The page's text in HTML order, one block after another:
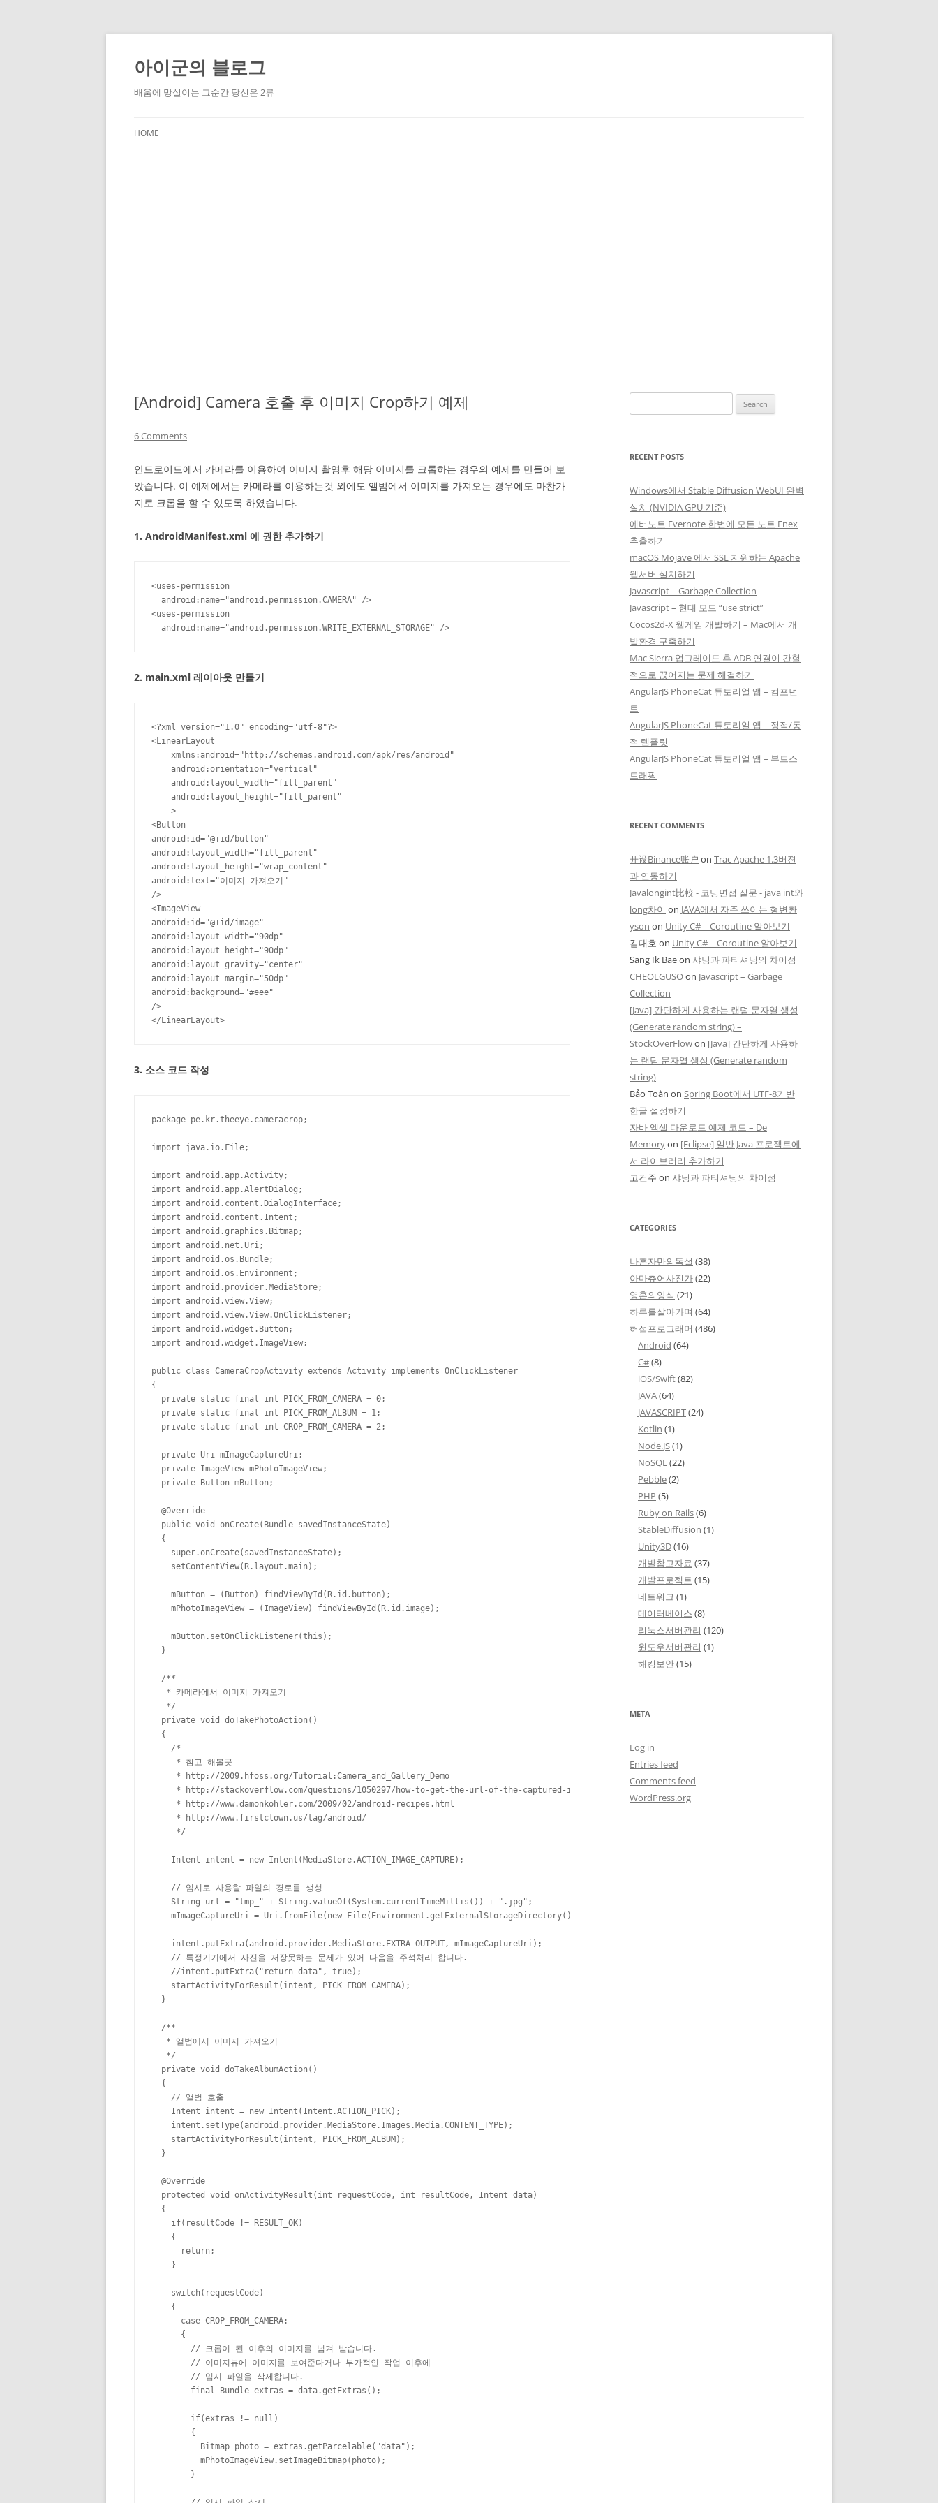
Skip
content
아이군의 블로그
배움에 망설이는 그순간 당신은 2류
HOME
[Android] Camera 호출 후 이미지 Crop하기 예제
6 Comments
안드로이드에서 카메라를 이용하여 이미지 촬영후 해당 이미지를 크롭하는 경우의 예제를 만들어 보
았습니다. 이 예제에서는 카메라를 이용하는것 외에도 앨범에서 이미지를 가져오는 경우에도 마찬가
지로 크롭을 할 수 있도록 하였습니다.
1. AndroidManifest.xml 에 권한 추가하기
<uses-permission
  android:name="android.permission.CAMERA" />
<uses-permission
  android:name="android.permission.WRITE_EXTERNAL_STORAGE" />
2. main.xml 레이아웃 만들기
<?xml version="1.0" encoding="utf-8"?>
<LinearLayout
    xmlns:android="http://schemas.android.com/apk/res/android"
    android:orientation="vertical"
    android:layout_width="fill_parent"
    android:layout_height="fill_parent"
    >
<Button
android:id="@+id/button"
android:layout_width="fill_parent"
android:layout_height="wrap_content"
android:text="이미지 가져오기"
/>
<ImageView
android:id="@+id/image"
android:layout_width="90dp"
android:layout_height="90dp"
android:layout_gravity="center"
android:layout_margin="50dp"
android:background="#eee"
/>
</LinearLayout>
3. 소스 코드 작성
package pe.kr.theeye.cameracrop;
import java.io.File;
import android.app.Activity;
import android.app.AlertDialog;
import android.content.DialogInterface;
import android.content.Intent;
import android.graphics.Bitmap;
import android.net.Uri;
import android.os.Bundle;
import android.os.Environment;
import android.provider.MediaStore;
import android.view.View;
import android.view.View.OnClickListener;
import android.widget.Button;
import android.widget.ImageView;
public class CameraCropActivity extends Activity implements OnClickListener
{
  private static final int PICK_FROM_CAMERA = 0;
  private static final int PICK_FROM_ALBUM = 1;
  private static final int CROP_FROM_CAMERA = 2;
  private Uri mImageCaptureUri;
  private ImageView mPhotoImageView;
  private Button mButton;
  @Override
  public void onCreate(Bundle savedInstanceState)
  {
    super.onCreate(savedInstanceState);
    setContentView(R.layout.main);
    mButton = (Button) findViewById(R.id.button);
    mPhotoImageView = (ImageView) findViewById(R.id.image);
    mButton.setOnClickListener(this);
  }
  /**
   * 카메라에서 이미지 가져오기
   */
  private void doTakePhotoAction()
  {
    /*
     * 참고 해볼곳
     * http://2009.hfoss.org/Tutorial:Camera_and_Gallery_Demo
     * http://stackoverflow.com/questions/1050297/how-to-get-the-url-of-the-captured-image
     * http://www.damonkohler.com/2009/02/android-recipes.html
     * http://www.firstclown.us/tag/android/
     */
    Intent intent = new Intent(MediaStore.ACTION_IMAGE_CAPTURE);
    // 임시로 사용할 파일의 경로를 생성
    String url = "tmp_" + String.valueOf(System.currentTimeMillis()) + ".jpg";
    mImageCaptureUri = Uri.fromFile(new File(Environment.getExternalStorageDirectory(), url));
    intent.putExtra(android.provider.MediaStore.EXTRA_OUTPUT, mImageCaptureUri);
    // 특정기기에서 사진을 저장못하는 문제가 있어 다음을 주석처리 합니다.
    //intent.putExtra("return-data", true);
    startActivityForResult(intent, PICK_FROM_CAMERA);
  }
  /**
   * 앨범에서 이미지 가져오기
   */
  private void doTakeAlbumAction()
  {
    // 앨범 호출
    Intent intent = new Intent(Intent.ACTION_PICK);
    intent.setType(android.provider.MediaStore.Images.Media.CONTENT_TYPE);
    startActivityForResult(intent, PICK_FROM_ALBUM);
  }
  @Override
  protected void onActivityResult(int requestCode, int resultCode, Intent data)
  {
    if(resultCode != RESULT_OK)
    {
      return;
    }
    switch(requestCode)
    {
      case CROP_FROM_CAMERA:
      {
        // 크롭이 된 이후의 이미지를 넘겨 받습니다.
        // 이미지뷰에 이미지를 보여준다거나 부가적인 작업 이후에
        // 임시 파일을 삭제합니다.
        final Bundle extras = data.getExtras();
        if(extras != null)
        {
          Bitmap photo = extras.getParcelable("data");
          mPhotoImageView.setImageBitmap(photo);
        }
for:
RECENT POSTS
Windows에서 Stable Diffusion WebUI 완벽
설치 (NVIDIA GPU 기준)
에버노트 Evernote 한번에 모든 노트 Enex
추출하기
macOS Mojave 에서 SSL 지원하는 Apache
웹서버 설치하기
Javascript – Garbage Collection
Javascript – 현대 모드 “use strict”
Cocos2d-X 웹게임 개발하기 – Mac에서 개
발환경 구축하기
Mac Sierra 업그레이드 후 ADB 연결이 간헐
적으로 끊어지는 문제 해결하기
AngularJS PhoneCat 튜토리얼 앱 – 컴포넌
트
AngularJS PhoneCat 튜토리얼 앱 – 정적/동
적 템플릿
AngularJS PhoneCat 튜토리얼 앱 – 부트스
트래핑
RECENT COMMENTS
开设Binance账户 on Trac Apache 1.3버젼
과 연동하기
Javalongint比較 - 코딩면접 질문 - java int와
long차이 on JAVA에서 자주 쓰이는 형변환
yson on Unity C# – Coroutine 알아보기
김대호 on Unity C# – Coroutine 알아보기
Sang Ik Baeon 샤딩과 파티셔닝의 차이점
CHEOLGUSOon Javascript – Garbage
Collection
[Java] 간단하게 사용하는 랜덤 문자열 생성
(Generate random string) –
StockOverFlowon [Java] 간단하게 사용하
는 랜덤 문자열 생성 (Generate random
string)
Bảo Toàn on Spring Boot에서 UTF-8기반
한글 설정하기
자바 엑셀 다운로드 예제 코드 – De
Memoryon [Eclipse] 일반 Java 프로젝트에
서 라이브러리 추가하기
고건주 on 샤딩과 파티셔닝의 차이점
CATEGORIES
나혼자만의독설 (38)
아마츄어사진가(22)
영혼의양식 (21)
하루를살아가며 (64)
허접프로그래머 (486)
Android (64)
C#(8)
iOS/Swift(82)
JAVA(64)
JAVASCRIPT(24)
Kotlin (1)
Node.JS(1)
NoSQL(22)
Pebble(2)
PHP (5)
Ruby on Rails(6)
StableDiffusion (1)
Unity3D(16)
개발참고자료 (37)
개발프로젝트 (15)
네트워크 (1)
데이터베이스 (8)
리눅스서버관리 (120)
윈도우서버관리 (1)
해킹보안(15)
META
Log in
Entries feed
Comments feed
WordPress.org